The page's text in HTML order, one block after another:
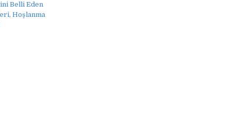
Belli Eden
Hoşlanma